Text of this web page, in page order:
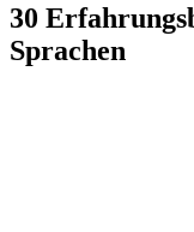
30
Sprachen